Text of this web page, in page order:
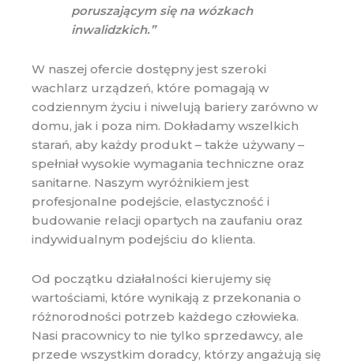
poruszającym się na wózkach
inwalidzkich.”
W naszej ofercie dostępny jest szeroki
wachlarz urządzeń, które pomagają w
codziennym życiu i niwelują bariery zarówno w
domu, jak i poza nim. Dokładamy wszelkich
starań, aby każdy produkt – także używany –
spełniał wysokie wymagania techniczne oraz
sanitarne. Naszym wyróżnikiem jest
profesjonalne podejście, elastyczność i
budowanie relacji opartych na zaufaniu oraz
indywidualnym podejściu do klienta.
Od początku działalności kierujemy się
wartościami, które wynikają z przekonania o
różnorodności potrzeb każdego człowieka.
Nasi pracownicy to nie tylko sprzedawcy, ale
przede wszystkim doradcy, którzy angażują się